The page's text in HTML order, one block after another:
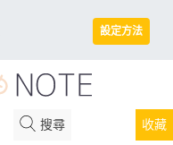
設定方法
搜尋 收藏